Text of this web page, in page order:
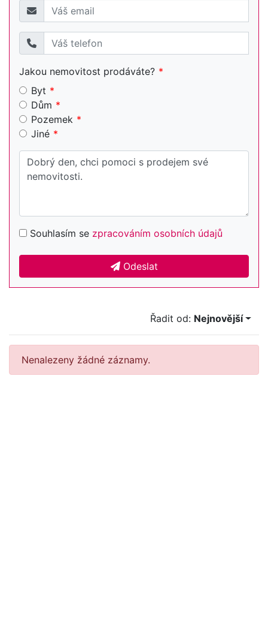
Jakou nemovitost prodáváte?
Byt
Dům
Pozemek
Jiné
Souhlasím se zpracováním osobních údajů
Odeslat
Řadit od: Nejnovější
Nenalezeny žádné záznamy.